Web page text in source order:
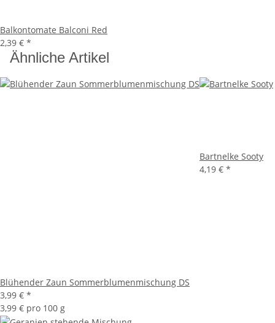
Balkontomate Balconi Red
2,39 € *
Ähnliche Artikel
Blühender Zaun Sommerblumenmischung DS
3,99 € *
3,99 € pro 100 g
Bartnelke Sooty
4,19 € *